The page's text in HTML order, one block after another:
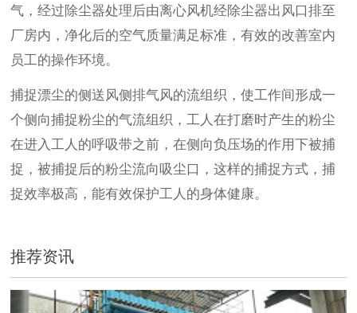
气，经过除尘器处理后由离心风机经除尘器出风口排至
厂房内，净化后的空气质量满足标准，有效的改善室内
员工的操作环境。
捕捉漂尘的侧送风侧排气风的流组织，使工作间形成一
个侧向捕捉粉尘的气流组织，工人在打磨时产生的粉尘
在进入工人的呼吸带之前，在侧向负压场的作用下被捕
捉，被捕捉后的粉尘流向吸尘口，这样的捕捉方式，捕
捉效率极高，能有效保护工人的身体健康。
推荐资讯